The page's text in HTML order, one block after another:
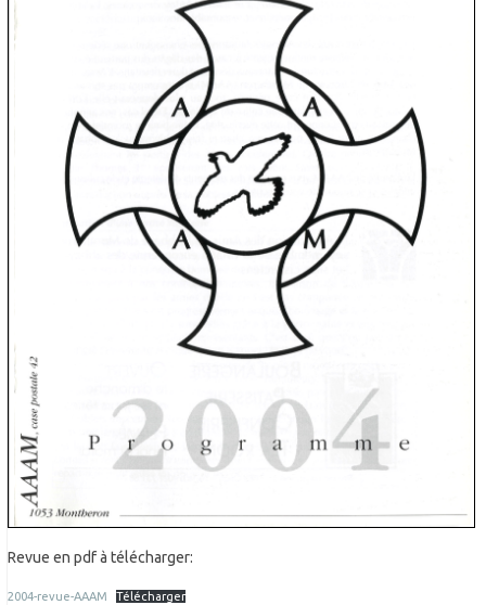
Revue en pdf à télécharger:
2004-revue-AAAM Télécharger